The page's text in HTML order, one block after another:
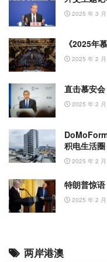
2025 年 3 月
《2025年
2025 年 2
直击慕安
2025 年 2
积电生活圈
2025 年 2
特朗普惊
2025 年 2 月
两岸港澳